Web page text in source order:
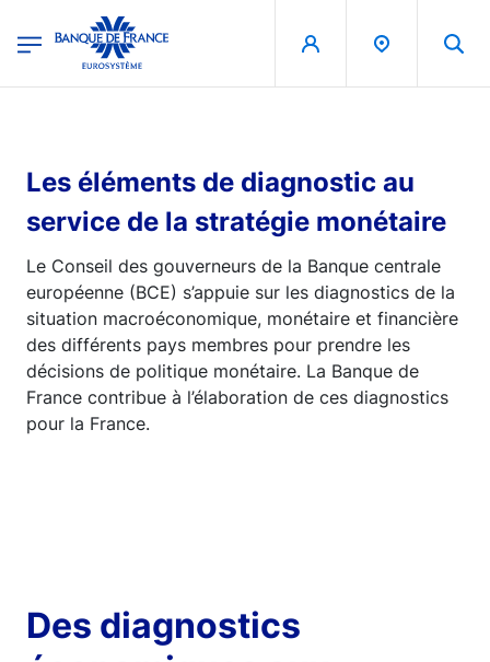
Banque de France - Menu Principal
Les éléments de diagnostic au
service de la stratégie monétaire
Le Conseil des gouverneurs de la Banque centrale
européenne (BCE) s’appuie sur les diagnostics de la
situation macroéconomique, monétaire et financière
des différents pays membres pour prendre les
décisions de politique monétaire. La Banque de
France contribue à l’élaboration de ces diagnostics
pour la France.
Des diagnostics